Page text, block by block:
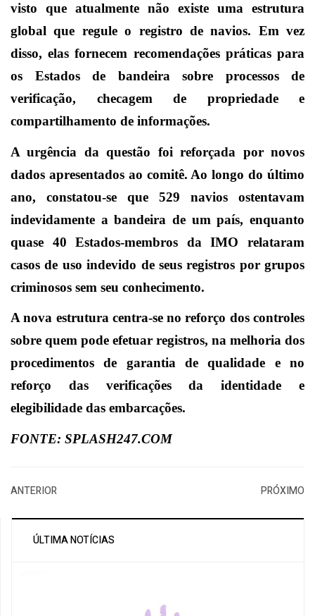
visto que atualmente não existe uma estrutura
global que regule o registro de navios. Em vez
disso, elas fornecem recomendações práticas para
os Estados de bandeira sobre processos de
verificação, checagem de propriedade e
compartilhamento de informações.
A urgência da questão foi reforçada por novos
dados apresentados ao comitê. Ao longo do último
ano, constatou-se que 529 navios ostentavam
indevidamente a bandeira de um país, enquanto
quase 40 Estados-membros da IMO relataram
casos de uso indevido de seus registros por grupos
criminosos sem seu conhecimento.
A nova estrutura centra-se no reforço dos controles
sobre quem pode efetuar registros, na melhoria dos
procedimentos de garantia de qualidade e no
reforço das verificações da identidade e
elegibilidade das embarcações.
FONTE: SPLASH247.COM
ANTERIOR PRÓXIMO
ÚLTIMA NOTÍCIAS